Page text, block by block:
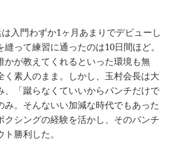
入門わずか1ヶ月あまりでデビューし
って練習に通ったのは10日間ほど。
かが教えてくれるといった環境も無
く素人のまま。しかし、玉村会長は大
、「蹴らなくていいからパンチだけで
み。そんないい加減な時代でもあった
クシングの経験を活かし、そのパンチ
勝利した。